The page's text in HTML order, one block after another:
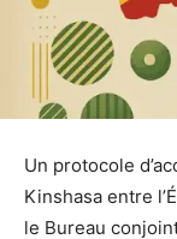
Un protocole
Kinshasa entre
le Bureau